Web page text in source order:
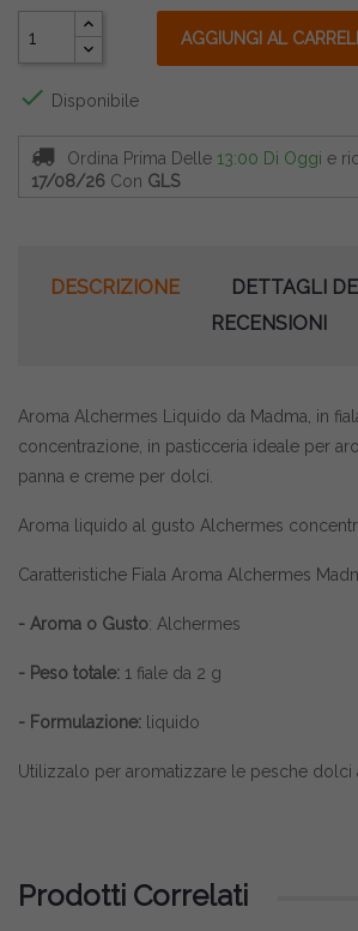
AGGIUNGI AL
 Disponibile
Ordina Prima Delle 13:00 Di Oggi e
17/08/26 Con GLS
DESCRIZIONE
DETTAGLI
RECENSIONI
Aroma Alchermes Liquido da Madma, in
concentrazione, in pasticceria ideale per
panna e creme per dolci.
Aroma liquido al gusto Alchermes
Caratteristiche Fiala Aroma Alchermes
- Aroma o Gusto: Alchermes
- Peso totale: 1 fiale da 2 g
- Formulazione: liquido
Utilizzalo per aromatizzare le pesche dolci
Prodotti Correlati